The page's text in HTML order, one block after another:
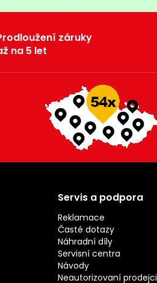
záruky
na 5 let
Servis a podpora
Reklamace
Časté dotazy
Náhradní díly
Servisní centra
Návody
Neautorizovaní prodejci